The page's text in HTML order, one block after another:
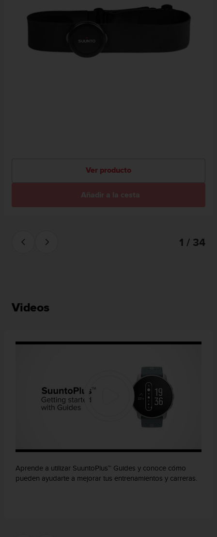
Ver producto
Añadir a la cesta
1 / 34
Videos
Aprende a utilizar SuuntoPlus™ Guides y conoce cómo
pueden ayudarte a mejorar tus entrenamientos y carreras.